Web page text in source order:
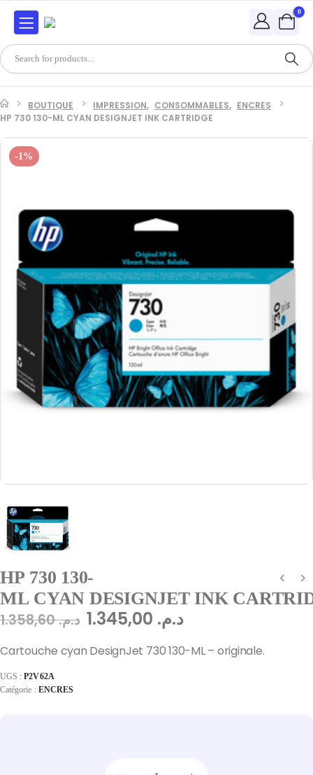
0
BOUTIQUE IMPRESSION, CONSOMMABLES, ENCRES
HP 730 130-ML CYAN DESIGNJET INK CARTRIDGE
-1%
HP 730 130-
ML CYAN DESIGNJET INK
د.م.1.358,60 د.م.
Cartouche cyan DesignJet 730 130-ML – originale.
UGS :P2V62A
Catégorie : ENCRES